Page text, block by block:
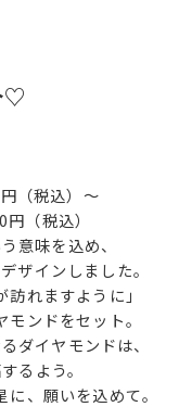
♡
（税込）～
（税込）
意味を込め、
ザインしました。
れますように」
ンドをセット。
ダイヤモンドは、
るよう。
、願いを込めて。